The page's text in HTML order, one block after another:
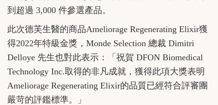
到超過 3,000 件參選產品。
此次德芙生醫的商品Ameliorage Regenerating Elixir獲
得2022年特級金獎，Monde Selection 總裁 Dimitri
Delloye 先生也對此表示：「祝賀 DFON Biomedical
Technology Inc.取得的非凡成就，獲得此項大獎表明
Ameliorage Regenerating Elixir的品質已經符合評審團
嚴苛的評鑑標準。」